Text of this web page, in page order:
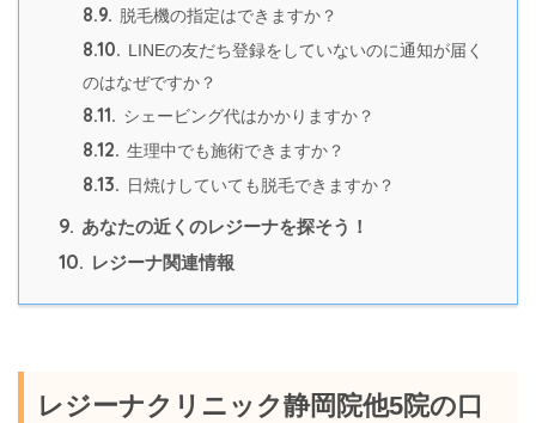
8.9. 脱毛機の指定はできますか？
8.10. LINEの友だち登録をしていないのに通知が届く
のはなぜですか？
8.11. シェービング代はかかりますか？
8.12. 生理中でも施術できますか？
8.13. 日焼けしていても脱毛できますか？
9. あなたの近くのレジーナを探そう！
10. レジーナ関連情報
レジーナクリニック静岡院他5院の口